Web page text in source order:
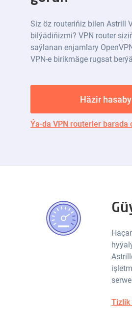
Siz öz routeriňiz bilen Astrill
bilýädiňizmi? VPN router
saýlanan enjamlary
VPN-e birikmäge rugsat
Häzir
Ýa-da VPN routerler barada
Tizlik